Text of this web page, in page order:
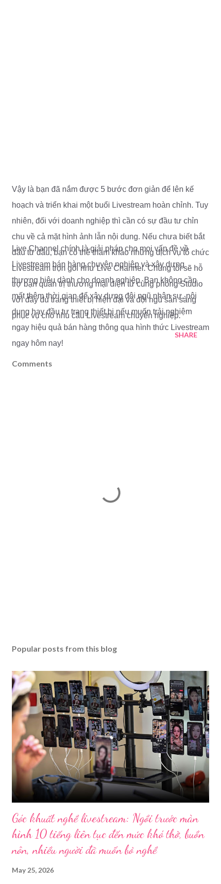
Vậy là bạn đã nắm được 5 bước đơn giản để lên kế
hoạch và triển khai một buổi Livestream hoàn chỉnh. Tuy
nhiên, đối với doanh nghiệp thì cần có sự đầu tư chỉn
chu về cả mặt hình ảnh lẫn nội dung. Nếu chưa biết bắt
đầu từ đâu, bạn có thể tham khảo những dịch vụ tổ chức
Livestream trọn gói như Live Channel. Chúng tôi sẽ hỗ
trợ bạn quản trị thương mại điện tử cùng phòng Studio
với đầy đủ trang thiết bị hiện đại và đội ngũ sẵn sàng
phục vụ cho nhu cầu Livestream chuyên nghiệp.
Live Channel chính là giải pháp cho mọi vấn đề về
Livestream bán hàng chuyên nghiệp và xây dựng
thương hiệu dành cho doanh nghiệp. Bạn không cần
mất thêm thời gian để xây dựng đội ngũ nhân sự, nội
dung hay đầu tư trang thiết bị nếu muốn trải nghiệm
ngay hiệu quả bán hàng thông qua hình thức Livestream
ngay hôm nay!
SHARE
Comments
Popular posts from this blog
Góc khuất nghề livestream: Ngồi trước màn
hình 10 tiếng liên tục đến mức khó thở, buồn
nôn, nhiều người đã muốn bỏ nghề
May 25, 2026